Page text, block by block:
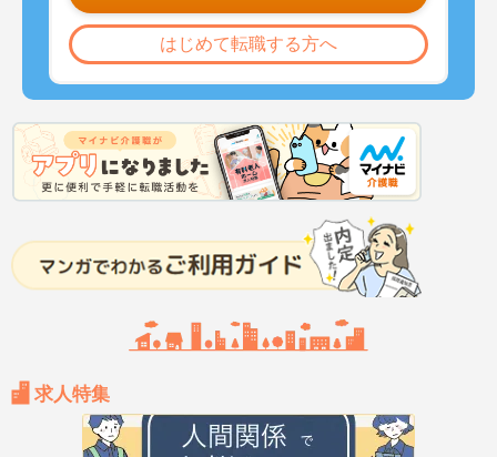
はじめて転職する方へ
求人特集